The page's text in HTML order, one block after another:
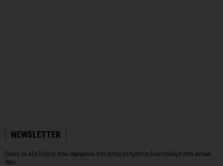
NEWSLETTER
Όλες οι εξελίξεις που αφορούν τον επαγγελματία διαιτολόγο στο email
σου.